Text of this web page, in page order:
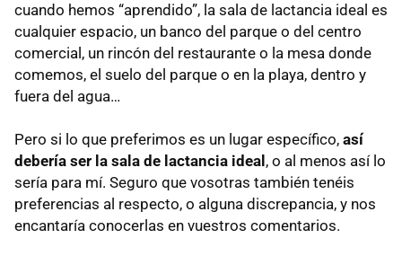
cuando hemos “aprendido”, la sala de lactancia ideal es
cualquier espacio, un banco del parque o del centro
comercial, un rincón del restaurante o la mesa donde
comemos, el suelo del parque o en la playa, dentro y
fuera del agua…
Pero si lo que preferimos es un lugar específico, así
debería ser la sala de lactancia ideal , o al menos así lo
sería para mí. Seguro que vosotras también tenéis
preferencias al respecto, o alguna discrepancia, y nos
encantaría conocerlas en vuestros comentarios.